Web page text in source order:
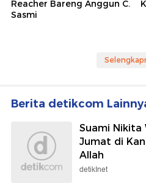
Reacher Bareng Anggun C.
Sasmi
Berita detikcom
Suami Nikita
Jumat di
Allah
detikInet